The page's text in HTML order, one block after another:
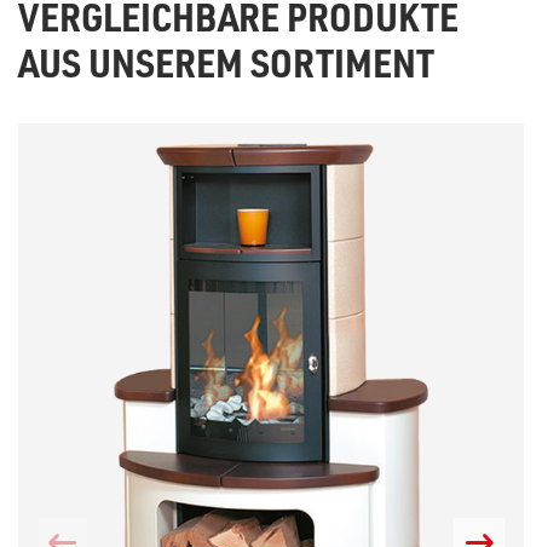
VERGLEICHBARE PRODUKTE
AUS UNSEREM SORTIMENT